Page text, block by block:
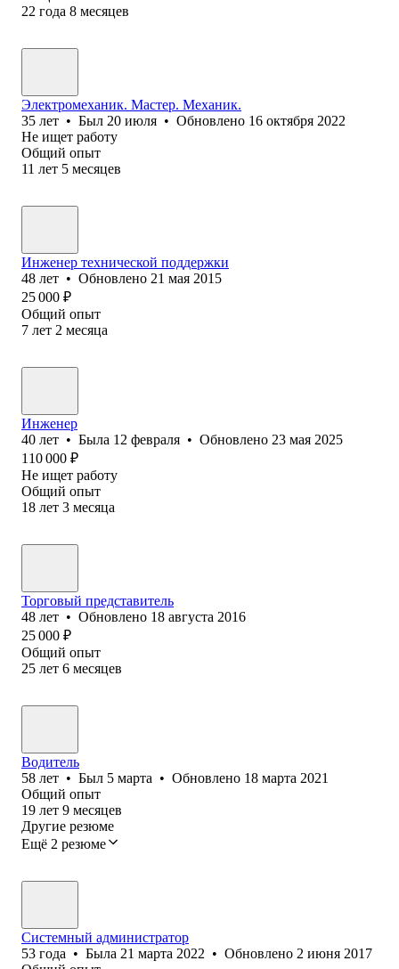
22 года 8 месяцев
Электромеханик. Мастер. Механик.
35 лет • Был 20 июля • Обновлено 16 октября 2022
Не ищет работу
Общий опыт
11 лет 5 месяцев
Инженер технической поддержки
48 лет • Обновлено 21 мая 2015
25 000 ₽
Общий опыт
7 лет 2 месяца
Инженер
40 лет • Была 12 февраля • Обновлено 23 мая 2025
110 000 ₽
Не ищет работу
Общий опыт
18 лет 3 месяца
Торговый представитель
48 лет • Обновлено 18 августа 2016
25 000 ₽
Общий опыт
25 лет 6 месяцев
Водитель
58 лет • Был 5 марта • Обновлено 18 марта 2021
Общий опыт
19 лет 9 месяцев
Другие резюме
Ещё 2 резюме
Системный администратор
53 года • Была 21 марта 2022 • Обновлено 2 июня 2017